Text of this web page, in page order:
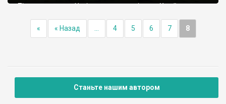
Підпорядкування: Національна академія наук України
Вилкове, вул. Татарбунарського повстання, 132 а
Тел./факс: (04843) 4-46-19; 3-11-95
« « Назад 4 5 6 7 8
Станьте нашим автором